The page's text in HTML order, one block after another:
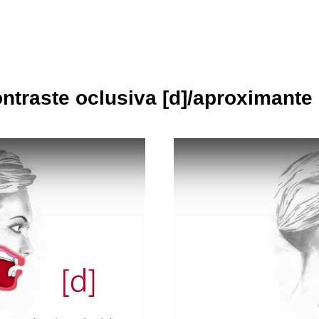
oclusiva [d]/aproximante